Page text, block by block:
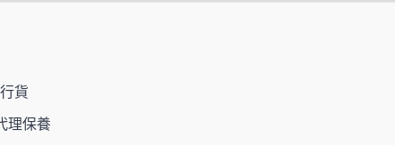
貨
理保養